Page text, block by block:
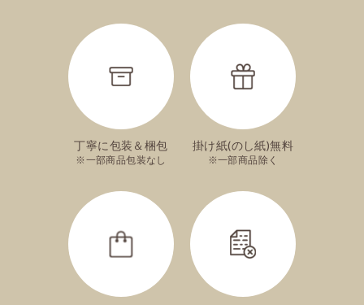
丁寧に包装＆梱包
一部商品包装なし
掛け紙(のし紙)無料
一部商品除く